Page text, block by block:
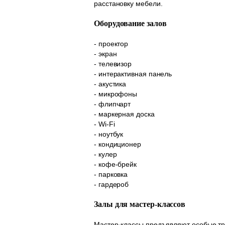
расстановку мебели.
Оборудование залов
- проектор
- экран
- телевизор
- интерактивная панель
- акустика
- микрофоны
- флипчарт
- маркерная доска
- Wi-Fi
- ноутбук
- кондиционер
- кулер
- кофе-брейк
- парковка
- гардероб
Залы для мастер-классов